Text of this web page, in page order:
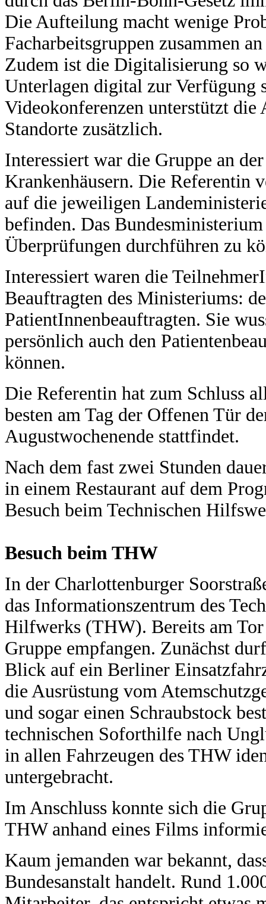
Die Aufteilung macht wenige
Facharbeitsgruppen zusammen
Zudem ist die Digitalisierung so
Unterlagen digital zur Verfügung
Videokonferenzen unterstützt
Standorte zusätzlich.
Interessiert war die Gruppe an
Krankenhäusern. Die Referentin
auf die jeweiligen
befinden. Das
Überprüfungen durchführen zu
Interessiert waren die
Beauftragten des Ministeriums:
PatientInnenbeauftragten. Sie
persönlich auch den
können.
Die Referentin hat zum Schluss
besten am Tag der Offenen Tür
Augustwochenende stattfindet.
Nach dem fast zwei Stunden
in einem Restaurant auf dem
Besuch beim Technischen
Besuch beim THW
In der Charlottenburger
das Informationszentrum des
Hilfwerks (THW). Bereits am
Gruppe empfangen. Zunächst
Blick auf ein Berliner
die Ausrüstung vom
und sogar einen Schraubstock
technischen Soforthilfe nach
in allen Fahrzeugen des THW
untergebracht.
Im Anschluss konnte sich die
THW anhand eines Films
Kaum jemanden war bekannt,
Bundesanstalt handelt. Rund